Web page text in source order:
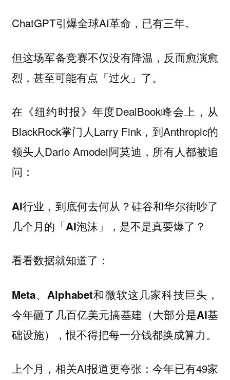
ChatGPT引爆全球AI革命，已有三年。
但这场军备竞赛不仅没有降温，反而愈演愈
烈，甚至可能有点「过火」了。
在《纽约时报》年度DealBook峰会上，从
BlackRock掌门人Larry Fink，到Anthropic的
领头人Dario Amodei阿莫迪，所有人都被追
问：
AI行业，到底何去何从？硅谷和华尔街吵了
几个月的「AI泡沫」，是不是真要爆了？
看看数据就知道了：
Meta、Alphabet和微软这几家科技巨头，
今年砸了几百亿美元搞基建（大部分是AI基
础设施），恨不得把每一分钱都换成算力。
上个月，相关AI报道更夸张：今年已有49家